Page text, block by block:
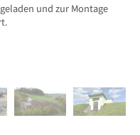
und zur Montage